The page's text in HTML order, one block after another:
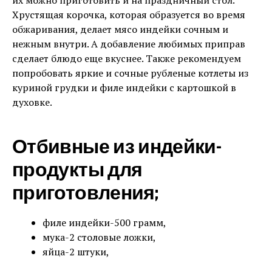
Хрустящая корочка, которая образуется во время
обжаривания, делает мясо индейки сочным и
нежным внутри. А добавление любимых приправ
сделает блюдо еще вкуснее. Также рекомендуем
попробовать яркие и сочные рубленые котлеты из
куриной грудки и филе индейки с картошкой в
духовке.
Отбивные из индейки-
продукты для
приготовления;
филе индейки-500 грамм,
мука-2 столовые ложки,
яйца-2 штуки,